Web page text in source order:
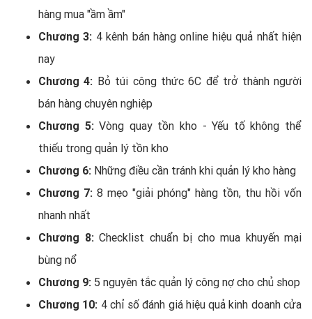
hàng mua "ầm ầm"
Chương 3: 4 kênh bán hàng online hiệu quả nhất hiện
nay
Chương 4: Bỏ túi công thức 6C để trở thành người
bán hàng chuyên nghiệp
Chương 5:Vòng quay tồn kho - Yếu tố không thể
thiếu trong quản lý tồn kho
Chương 6: Những điều cần tránh khi quản lý kho hàng
Chương 7: 8 mẹo "giải phóng" hàng tồn, thu hồi vốn
nhanh nhất
Chương 8:Checklist chuẩn bị cho mua khuyến mại
bùng nổ
Chương 9: 5 nguyên tắc quản lý công nợ cho chủ shop
Chương 10: 4 chỉ số đánh giá hiệu quả kinh doanh cửa